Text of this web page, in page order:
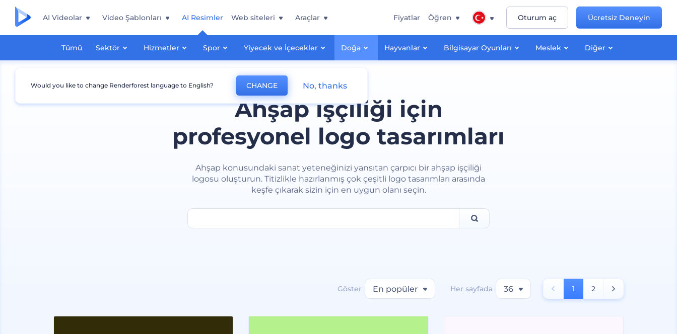
AI Videolar Video Şablonları AI Resimler
Tümü Sektör Hizmetler Spor Yiyecek ve İçecekler Doğa Hayvanlar Bilgisayar Oyunları Meslek Diğer
Web siteleri Araçlar Fiyatlar Öğren Oturum aç Ücretsiz Deneyin
Ahşap işçiliği için
profesyonel logo tasarımları
Ahşap konusundaki sanat yeteneğinizi yansıtan çarpıcı bir ahşap işçiliği
logosu oluşturun. Titizlikle hazırlanmış çok çeşitli logo tasarımları arasında
keşfe çıkarak sizin için en uygun olanı seçin.
Göster En popüler Her sayfada 36 1 2
Would you like to change Renderforest language to English? CHANGE No, thanks